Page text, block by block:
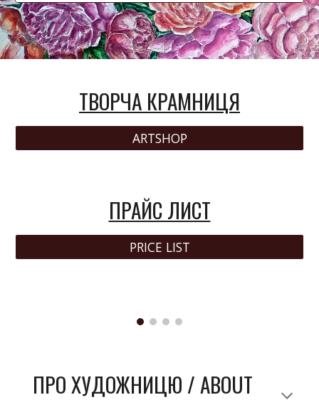
ТВОРЧА КРАМНИЦЯ
ARTSHOP
ПРАЙС ЛИСТ
PRICE LIST
ПРО ХУДОЖНИЦЮ / ABOUT